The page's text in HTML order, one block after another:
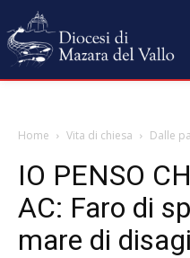
Home Vita di chiesa Dalle
IO PENSO
AC: Faro di
mare di disagi